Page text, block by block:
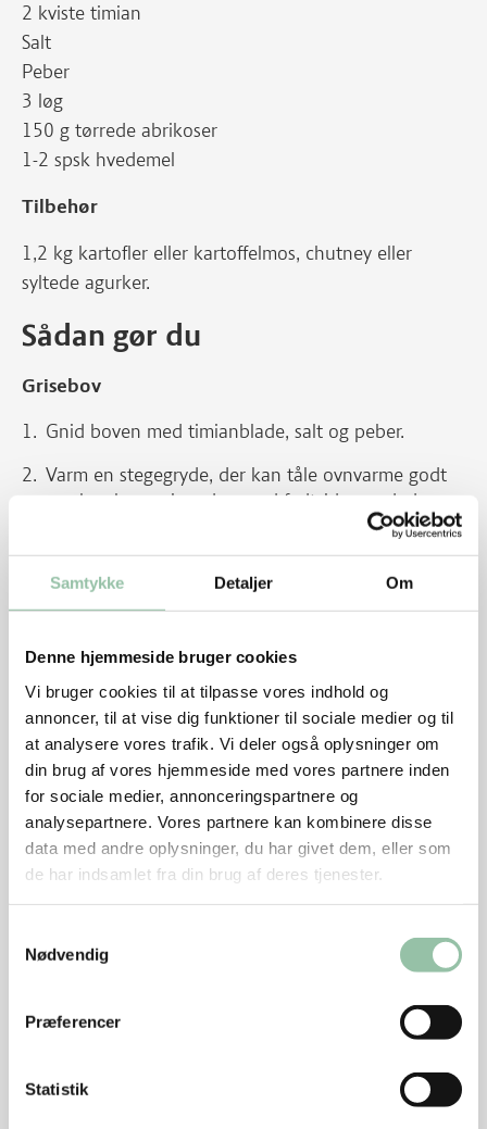
Samtykke Detaljer Om
Denne hjemmeside bruger cookies
Vi bruger cookies til at tilpasse vores indhold og
annoncer, til at vise dig funktioner til sociale medier og til
at analysere vores trafik. Vi deler også oplysninger om
din brug af vores hjemmeside med vores partnere inden
for sociale medier, annonceringspartnere og
analysepartnere. Vores partnere kan kombinere disse
data med andre oplysninger, du har givet dem, eller som
de har indsamlet fra din brug af deres tjenester.
Nødvendig
Præferencer
Statistik
2 kviste timian
Salt
Peber
3 løg
150 g tørrede abrikoser
1-2 spsk hvedemel
Tilbehør
1,2 kg kartofler eller kartoffelmos, chutney eller
syltede agurker.
Sådan gør du
Grisebov
Gnid boven med timianblade, salt og peber.
Varm en stegegryde, der kan tåle ovnvarme godt
op, og læg boven i gryden med fedtsiden nedad.
Lad den brune, til noget af fedtet er smeltet af.
Vend kødstykket og brun det godt på de andre
sider.
Skær løgene i tynde både og brun dem i gryden.
Klip abrikoserne i strimler og kom dem i gryden
sammen med 2 dl vand.
Læg låg på gryden og sæt den i en kold ovn.
Tænd på 200 grader og lad kødet stege i ca. 1½-2
timer, til det nemt kan løsnes fra benet.
Tag kødet op af gryden.
Kog saucen igennem og smag til med salt og
Skær kødet fra benet og skær det i så pæne